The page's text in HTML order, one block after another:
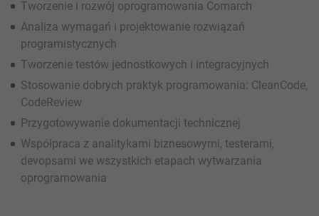
Tworzenie i rozwój oprogramowania Comarch
Analiza wymagań i projektowanie rozwiązań
programistycznych
Tworzenie testów jednostkowych i integracyjnych
Stosowanie dobrych praktyk programowania: CleanCode,
CodeReview
Przygotowywanie dokumentacji technicznej
Współpraca z analitykami biznesowymi, testerami,
devopsami we wszystkich etapach wytwarzania
oprogramowania